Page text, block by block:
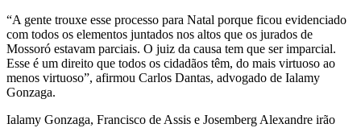
“A gente trouxe esse processo para Natal porque ficou evidenciado
com todos os elementos juntados nos altos que os jurados de
Mossoró estavam parciais. O juiz da causa tem que ser imparcial.
Esse é um direito que todos os cidadãos têm, do mais virtuoso ao
menos virtuoso”, afirmou Carlos Dantas, advogado de Ialamy
Gonzaga.
Ialamy Gonzaga, Francisco de Assis e Josemberg Alexandre irão